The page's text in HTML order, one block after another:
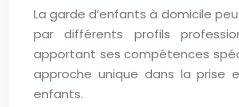
La garde d’enfants à domicile
par différents profils
apportant ses compétences
approche unique dans la prise
enfants.